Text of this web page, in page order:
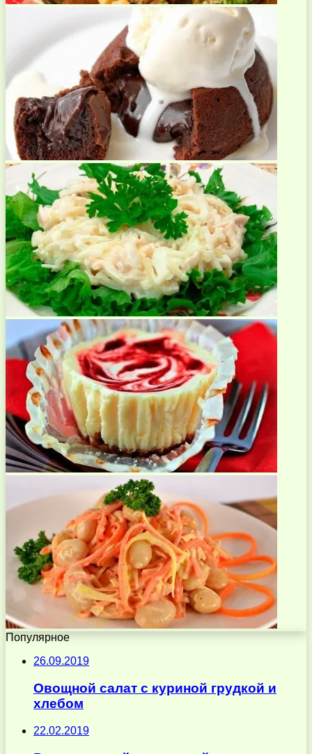
Популярное
26.09.2019
Овощной салат с куриной грудкой и
хлебом
22.02.2019